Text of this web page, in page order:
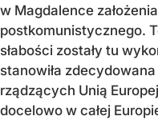
w Magdalence
postkomunistycznego.
słabości zostały tu
stanowiła
rządzących Unią
docelowo w całej